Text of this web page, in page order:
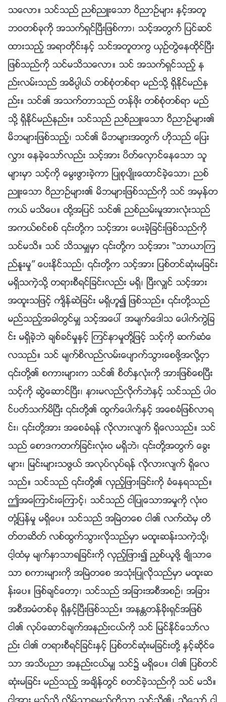
သေလာ။ သင္သည္ ညစ္ညဴးေသာ ဝိညာဥ္မ်ား ႏွင့္အတူ
ဘဝတစ္ခုကို အသက္ရွင္ၿပီးျဖစ္ကာ၊ သင့္အတြက္ ျပင္ဆင္
ထားသည့္ အရာတိုင္းႏွင့္ သင္အတူတကြ ယွဥ္တြဲေနထိုင္ၿပီး
ျဖစ္သည္ကို သင္မသိသေလာ။ သင္ အသက္ရွင္သည့္ န
ည္းလမ္းသည္ အဓိပၸါယ္ တစ္စုံတစ္ရာ မည္သို႔ ရွိႏိုင္မည္န
ည္း။ သင္၏ အသက္တာသည္ တန္ဖိုး တစ္စုံတစ္ရာ မည္
သို႔ ရွိႏိုင္မည္နည္း။ သင္သည္ ညစ္ညဴးေသာ ဝိညာဥ္မ်ား၏
မိဘမ်ားျဖစ္သည့္၊ သင္၏ မိဘမ်ားအတြက္ ဟိုသည္ ေျပး
လႊား ေနခဲ့ေသာ္လည္း သင့္အား ပိတ္ေလွာင္ေနေသာ သူ
မ်ားမွာ သင့္ကို ေမြးဖြားခဲ့ကာ ျပဳစုပ်ိဳးေထာင္ခဲ့ေသာ၊ ညစ္
ညဴးေသာ ဝိညာဥ္မ်ား၏ မိဘမ်ားျဖစ္သည္ကို သင္ အမွန္တ
ကယ္ မသိေပ။ ထို႔အျပင္ သင္၏ ညစ္ညမ္းမႈအားလုံးသည္
အကယ္စင္စစ္ ၎တို႔က သင့္အား ေပးခဲ့ျခင္းျဖစ္သည္ကို
သင္မသိ။ သင္ သိသမွ်မွာ ၎တို႔က သင့္အား “သာယာၾက
ည္ႏူးမႈ” ေပးႏိုင္သည္၊ ၎တို႔က သင့္အား ျပစ္တင္ဆုံးမျခင္း
မရွိသကဲ့သို႔ တရားစီရင္ျခင္းလည္း မရွိ၊ ၿပီးလွ်င္ သင့္အား
အထူးသျဖင့္ က်ိန္ဆဲျခင္း မရွိဟူ၍ ျဖစ္သည္။ ၎တို႔သည္
မည္သည့္အခါတြင္မွ် သင့္အေပၚ အမ်က္ေဒါသ ေပါက္ကြဲျခ
င္း မရွိခဲ့ဘဲ ခ်စ္ခင္မႈႏွင့္ ၾကင္နာမႈတို႔ျဖင့္ သင့္ကို ဆက္ဆံေ
လသည္။ သင္ မ်က္စိလည္လမ္းေပ်ာက္သြားေစဖို႔အလို႔ငွာ
၎တို႔၏ စကားမ်ားက သင္၏ စိတ္ႏွလုံးကို အားျဖစ္ေစၿပီး
သင့္ကို ဆြဲေဆာင္ၿပီး၊ နားမလည္လိုက္ဘဲႏွင့္ သင္သည္ ပါဝ
င္ပတ္သက္မိၿပီး ၎တို႔၏ ထြက္ေပါက္ႏွင့္ အေစခံျဖစ္လာရ
င္း၊ ၎တို႔အား အေစခံရန္ လိုလားလ်က္ ရွိေလသည္။ သင္
သည္ ေစာဒကတက္ျခင္းလုံးဝ မရွိဘဲ၊ ၎တို႔အတြက္ ေခြး
မ်ား၊ ျမင္းမ်ားသဖြယ္ အလုပ္လုပ္ရန္ လိုလားလ်က္ ရွိေလ
သည္။ သင္သည္ ၎တို႔၏ လွည့္ျဖားျခင္းကို ခံေနရသည္။
ဤအေၾကာင္းေၾကာင့္၊ သင္သည္ ငါျပဳေသာအမႈကို လုံးဝ
တုံ႔ျပန္မႈ မရွိေပ။ သင္သည္ အၿမဲတေစ ငါ၏ လက္ထဲမွ တိ
တ္တဆိတ္ လစ္ထြက္သြားလိုသည္မွာ မထူးဆန္းသကဲ့သို႔၊
ငါ့ထံမွ မ်က္ႏွာသာရျခင္းကို လွည့္ျဖား၍ ညႇစ္ယူဖို႔ ခ်ိဳသာေ
သာ စကားမ်ားကို အၿမဲတေစ အသုံးျပဳလိုသည္မွာ မထူးဆ
န္းေပ။ ျဖစ္ခ်င္ေတာ့၊ သင္သည္ အျခားအစီအစဥ္၊ အျခား
အစီအမံတစ္ခု ရွိႏွင့္ၿပီးျဖစ္သည္။ အနႏၲတန္ခိုးရွင္အျဖစ္
ငါ၏ လုပ္ေဆာင္ခ်က္အနည္းငယ္ကို သင္ ျမင္ႏိုင္ေသာ္လ
ည္း ငါ၏ တရားစီရင္ျခင္းႏွင့္ ျပစ္တင္ဆုံးမျခင္းတို႔ ႏွင့္ဆိုင္ေ
သာ အသိပညာ အနည္းငယ္မွ် သင္၌ မရွိေပ။ ငါ၏ ျပစ္တင္
ဆုံးမျခင္း မည္သည့္ အခ်ိန္တြင္ စတင္ခဲ့သည္ကို သင္ မသိ။